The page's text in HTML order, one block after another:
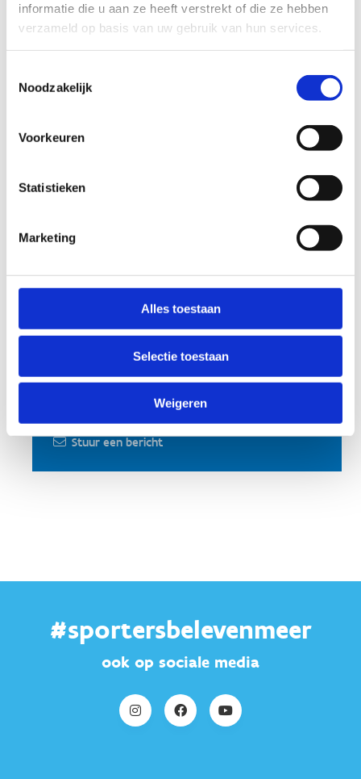
informatie die u aan ze heeft verstrekt of die ze hebben
verzameld op basis van uw gebruik van hun services.
Noodzakelijk
Voorkeuren
Statistieken
Marketing
Alles toestaan
Selectie toestaan
Weigeren
sportstage met je club of federatie?
sporten mogelijk. Na de trainingen kan je bij ons
terecht in Eetkaffee Torenbos. We kijken graag
ons centrum en stellen met plezier een op maat
Meer weten? Neem contact met ons
Stuur een bericht
#sportersbelevenmeer
ook op sociale media